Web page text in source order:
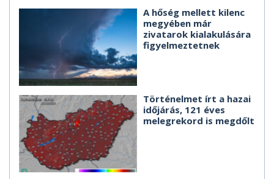
A hőség mellett kilenc
megyében már
zivatarok kialakulására
figyelmeztetnek
Történelmet írt a hazai
időjárás, 121 éves
melegrekord is megdőlt